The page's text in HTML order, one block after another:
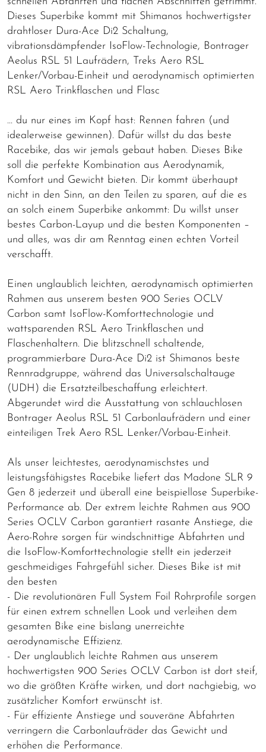
Dieses Superbike kommt mit Shimanos hochwertigster
drahtloser Dura-Ace Di2 Schaltung,
vibrationsdämpfender IsoFlow-Technologie, Bontrager
Aeolus RSL 51 Laufrädern, Treks Aero RSL
Lenker/Vorbau-Einheit und aerodynamisch optimierten
RSL Aero Trinkflaschen und Flasc
… du nur eines im Kopf hast: Rennen fahren (und
idealerweise gewinnen). Dafür willst du das beste
Racebike, das wir jemals gebaut haben. Dieses Bike
soll die perfekte Kombination aus Aerodynamik,
Komfort und Gewicht bieten. Dir kommt überhaupt
nicht in den Sinn, an den Teilen zu sparen, auf die es
an solch einem Superbike ankommt: Du willst unser
bestes Carbon-Layup und die besten Komponenten –
und alles, was dir am Renntag einen echten Vorteil
verschafft.
Einen unglaublich leichten, aerodynamisch optimierten
Rahmen aus unserem besten 900 Series OCLV
Carbon samt IsoFlow-Komforttechnologie und
wattsparenden RSL Aero Trinkflaschen und
Flaschenhaltern. Die blitzschnell schaltende,
programmierbare Dura-Ace Di2 ist Shimanos beste
Rennradgruppe, während das Universalschaltauge
(UDH) die Ersatzteilbeschaffung erleichtert.
Abgerundet wird die Ausstattung von schlauchlosen
Bontrager Aeolus RSL 51 Carbonlaufrädern und einer
einteiligen Trek Aero RSL Lenker/Vorbau-Einheit.
Als unser leichtestes, aerodynamischstes und
leistungsfähigstes Racebike liefert das Madone SLR 9
Gen 8 jederzeit und überall eine beispiellose Superbike-
Performance ab. Der extrem leichte Rahmen aus 900
Series OCLV Carbon garantiert rasante Anstiege, die
Aero-Rohre sorgen für windschnittige Abfahrten und
die IsoFlow-Komforttechnologie stellt ein jederzeit
geschmeidiges Fahrgefühl sicher. Dieses Bike ist mit
den besten
- Die revolutionären Full System Foil Rohrprofile sorgen
für einen extrem schnellen Look und verleihen dem
gesamten Bike eine bislang unerreichte
aerodynamische Effizienz.
- Der unglaublich leichte Rahmen aus unserem
hochwertigsten 900 Series OCLV Carbon ist dort steif,
wo die größten Kräfte wirken, und dort nachgiebig, wo
zusätzlicher Komfort erwünscht ist.
- Für effiziente Anstiege und souveräne Abfahrten
verringern die Carbonlaufräder das Gewicht und
erhöhen die Performance.